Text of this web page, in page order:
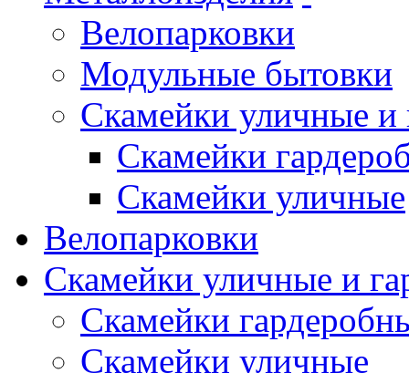
Велопарковки
Модульные бытовки
Скамейки уличные и
Скамейки
Скамейки уличные
Велопарковки
Скамейки уличные и
Скамейки
Скамейки уличные